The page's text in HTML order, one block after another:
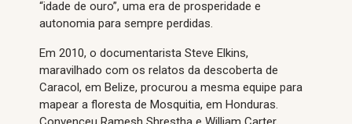
“idade de ouro”, uma era de prosperidade e
autonomia para sempre perdidas.
Em 2010, o documentarista Steve Elkins,
maravilhado com os relatos da descoberta de
Caracol, em Belize, procurou a mesma equipe para
mapear a floresta de Mosquitia, em Honduras.